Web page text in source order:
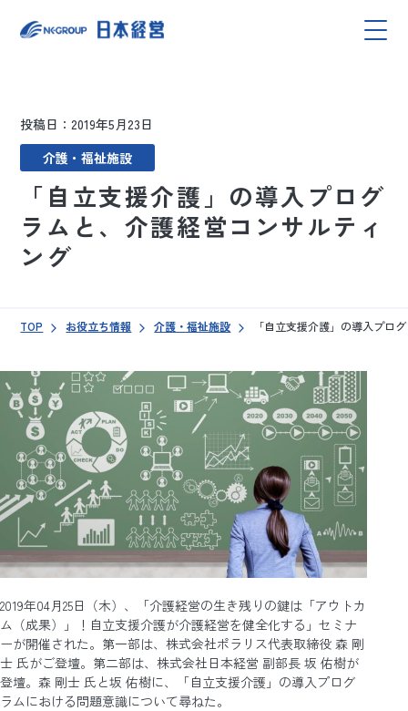
投稿日：2019年5月23日
介護・福祉施設
「自立支援介護」の導入プログ
ラムと、介護経営コンサルティ
ング
TOP お役立ち情報 介護・福祉施設 「自立支援介護」の導入プロ
2019年04月25日（木）、「介護経営の生き残りの鍵は「アウトカ
ム（成果）」！自立支援介護が介護経営を健全化する」セミナ
ーが開催された。第一部は、株式会社ポラリス代表取締役 森 剛
士 氏がご登壇。第二部は、株式会社日本経営 副部長 坂 佑樹が
登壇。森 剛士 氏と坂 佑樹に、「自立支援介護」の導入プログ
ラムにおける問題意識について尋ねた。